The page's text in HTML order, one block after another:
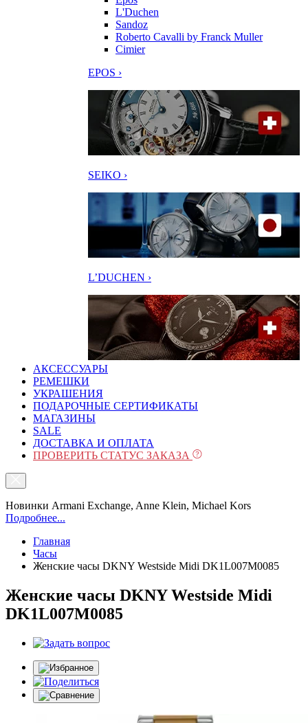
L'Duchen
Sandoz
Roberto Cavalli by Franck Muller
Cimier
EPOS ›
SEIKO ›
L’DUCHEN ›
АКСЕССУАРЫ
РЕМЕШКИ
УКРАШЕНИЯ
ПОДАРОЧНЫЕ СЕРТИФИКАТЫ
МАГАЗИНЫ
SALE
ДОСТАВКА И ОПЛАТА
ПРОВЕРИТЬ СТАТУС ЗАКАЗА
Новинки Armani Exchange, Anne Klein, Michael Kors
Подробнее...
Главная
Часы
Женские часы DKNY Westside Midi DK1L007M0085
Женские часы DKNY Westside Midi
DK1L007M0085